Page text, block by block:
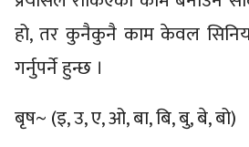
हो, तर कुनैकुनै काम केवल
गर्नुपर्ने हुन्छ ।
बृष~ (इ, उ, ए, ओ, बा, बि, बु, बे, बो)